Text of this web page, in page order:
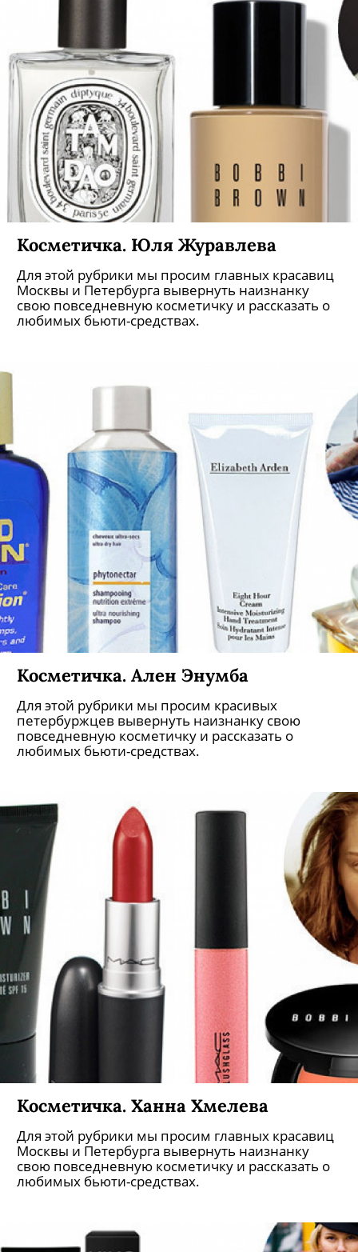
Косметичка. Юля Журавлева
Для этой рубрики мы просим главных красавиц
Москвы и Петербурга вывернуть наизнанку
свою повседневную косметичку и рассказать о
любимых бьюти-средствах.
Косметичка. Ален Энумба
Для этой рубрики мы просим красивых
петербуржцев вывернуть наизнанку свою
повседневную косметичку и рассказать о
любимых бьюти-средствах.
Косметичка. Ханна Хмелева
Для этой рубрики мы просим главных красавиц
Москвы и Петербурга вывернуть наизнанку
свою повседневную косметичку и рассказать о
любимых бьюти-средствах.